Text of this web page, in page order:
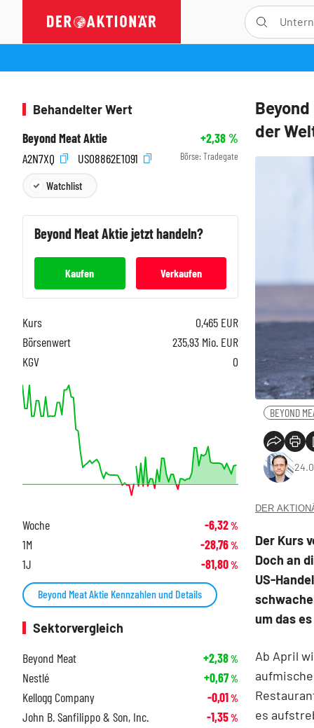
der
BEYOND
DER
Der Kurs
Doch an
US-
um das
Ab April
es
Behandelter Wert
Beyond Meat Aktie
+2,38%
A2N7XQ
US08862E1091 Börse: Tradegate
Watchlist
Beyond MeatAktie jetzt handeln?
Kaufen Verkaufen
Kurs 0,465 EUR
Börsenwert
235,93 Mio. EUR
KGV
0
Woche -6,32%
1M -28,76%
1J -81,80%
Beyond Meat Aktie Kennzahlen und Details
Sektorvergleich
Beyond Meat
+2,38%
Nestlé +0,67%
Kellogg Company -0,01%
John B. Sanfilippo & Son, Inc. -1,35%